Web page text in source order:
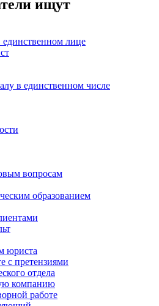
ищут
единственном лице
в единственном числе
вопросам
образованием
юриста
с претензиями
отдела
компанию
работе